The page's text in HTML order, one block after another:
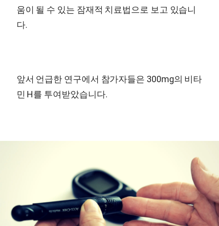
움이 될 수 있는 잠재적 치료법으로 보고 있습니
다.
앞서 언급한 연구에서 참가자들은 300mg의 비타
민 H를 투여받았습니다.